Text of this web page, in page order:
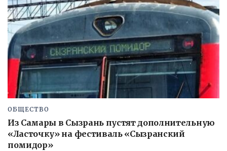
ОБЩЕСТВО
Из Самары в Сызрань пустят дополнительную
«Ласточку» на фестиваль «Сызранский
помидор»